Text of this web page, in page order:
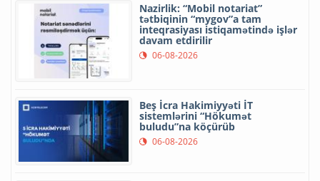
Nazirlik: “Mobil notariat”
tətbiqinin “mygov”a tam
inteqrasiyası istiqamətində işlər
davam etdirilir
06-08-2026
Beş İcra Hakimiyyəti İT
sistemlərini “Hökumət
buludu”na köçürüb
06-08-2026